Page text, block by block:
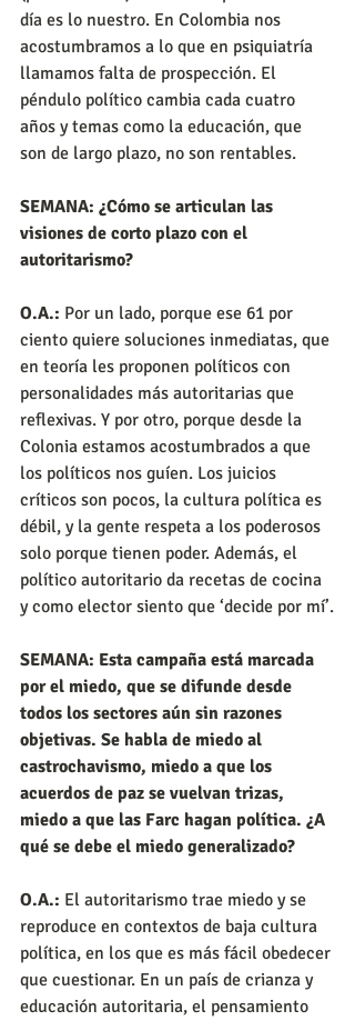
día es lo nuestro. En Colombia nos
acostumbramos a lo que en psiquiatría
llamamos falta de prospección. El
péndulo político cambia cada cuatro
años y temas como la educación, que
son de largo plazo, no son rentables.
SEMANA: ¿Cómo se articulan las
visiones de corto plazo con el
autoritarismo?
O.A.: Por un lado, porque ese 61 por
ciento quiere soluciones inmediatas, que
en teoría les proponen políticos con
personalidades más autoritarias que
reflexivas. Y por otro, porque desde la
Colonia estamos acostumbrados a que
los políticos nos guíen. Los juicios
críticos son pocos, la cultura política es
débil, y la gente respeta a los poderosos
solo porque tienen poder. Además, el
político autoritario da recetas de cocina
y como elector siento que ‘decide por mí’.
SEMANA: Esta campaña está marcada
por el miedo, que se difunde desde
todos los sectores aún sin razones
objetivas. Se habla de miedo al
castrochavismo, miedo a que los
acuerdos de paz se vuelvan trizas,
miedo a que las Farc hagan política. ¿A
qué se debe el miedo generalizado?
O.A.: El autoritarismo trae miedo y se
reproduce en contextos de baja cultura
política, en los que es más fácil obedecer
que cuestionar. En un país de crianza y
educación autoritaria, el pensamiento